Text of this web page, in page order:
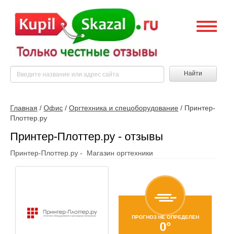
Найти
Главная / Офис / Оргтехника и спецоборудование / Принтер-
Плоттер.ру
Принтер-Плоттер.ру - отзывы
Принтер-Плоттер.ру - Магазин оргтехники
ПРОГНОЗ НЕ ОПРЕДЕЛЕН
0°